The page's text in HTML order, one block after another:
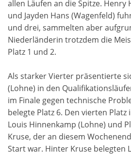
allen Läufen an die Spitze. Henry
und Jayden Hans (Wagenfeld)
und drei, sammelten aber
Niederländerin trotzdem die
Platz 1 und 2.
Als starker Vierter präsentierte
(Lohne) in den
im Finale gegen technische
belegte Platz 6. Den vierten Platz
Louis Hinnenkamp (Lohne) und
Kruse, der an diesem
Start war. Hinter Kruse belegten
Cookie Consent
Name:
Anbieter:
DMSB
Zweck:
Dieser Cookie speichert die
Einstellungen.